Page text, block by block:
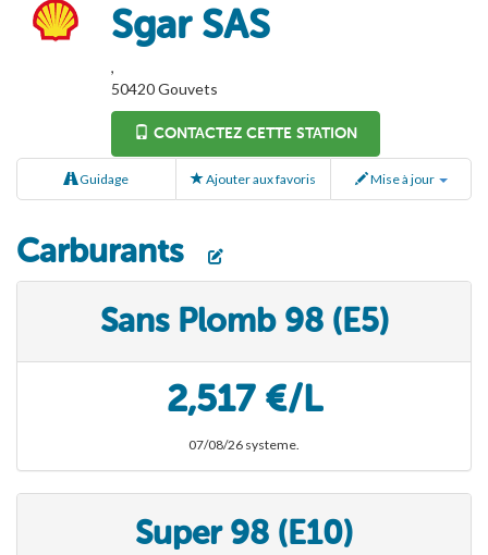
Sgar SAS
,
50420Gouvets
CONTACTEZ CETTE STATION
Guidage Ajouter aux favoris Mise à jour
Carburants
Sans Plomb 98 (E5)
2,517 €/L
07/08/26 systeme.
Super 98 (E10)